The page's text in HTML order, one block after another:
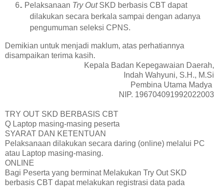
. Pelaksanaan Try Out SKD berbasis CBT dapat
dilakukan secara berkala sampai dengan adanya
pengumuman seleksi CPNS.
Demikian untuk menjadi maklum, atas perhatiannya
disampaikan terima kasih.
Kepala Badan Kepegawaian Daerah,
Indah Wahyuni, S.H., M.Si
Pembina Utama Madya
NIP. 196704091992022003
TRY OUT SKD BERBASIS CBT
Q Laptop masing-masing peserta
SYARAT DAN KETENTUAN
Pelaksanaan dilakukan secara daring (online) melalui PC
atau Laptop masing-masing.
ONLINE
Bagi Peserta yang berminat Melakukan Try Out SKD
berbasis CBT dapat melakukan registrasi data pada